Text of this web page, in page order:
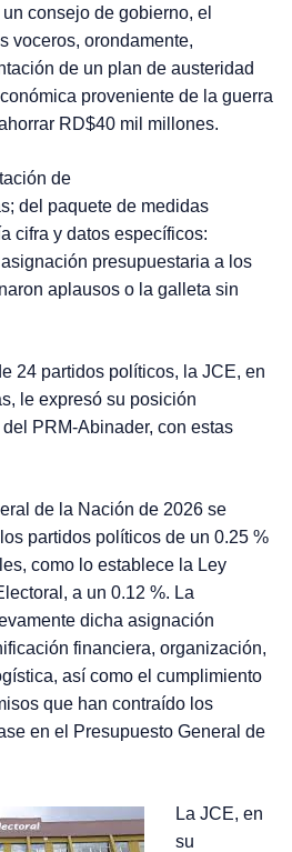
consejo de gobierno, el
voceros, orondamente,
de un plan de austeridad
proveniente de la guerra
RD$40 mil millones.
de
del paquete de medidas
cifra y datos específicos:
presupuestaria a los
aplausos o la galleta sin
24 partidos políticos, la JCE, en
le expresó su posición
PRM-Abinader, con estas
de la Nación de 2026 se
partidos políticos de un 0.25 %
como lo establece la Ley
a un 0.12 %. La
dicha asignación
financiera, organización,
así como el cumplimiento
que han contraído los
en el Presupuesto General de
La JCE, en
su